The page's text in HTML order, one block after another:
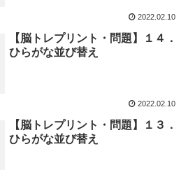
2022.02.10
【脳トレプリント・問題】１４．
ひらがな並び替え
2022.02.10
【脳トレプリント・問題】１３．
ひらがな並び替え